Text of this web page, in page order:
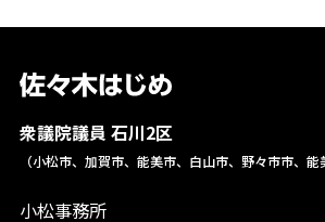
衆議院議員 石川2区
（小松市、加賀市、能美市、白山市、野々市市、能
小松事務所